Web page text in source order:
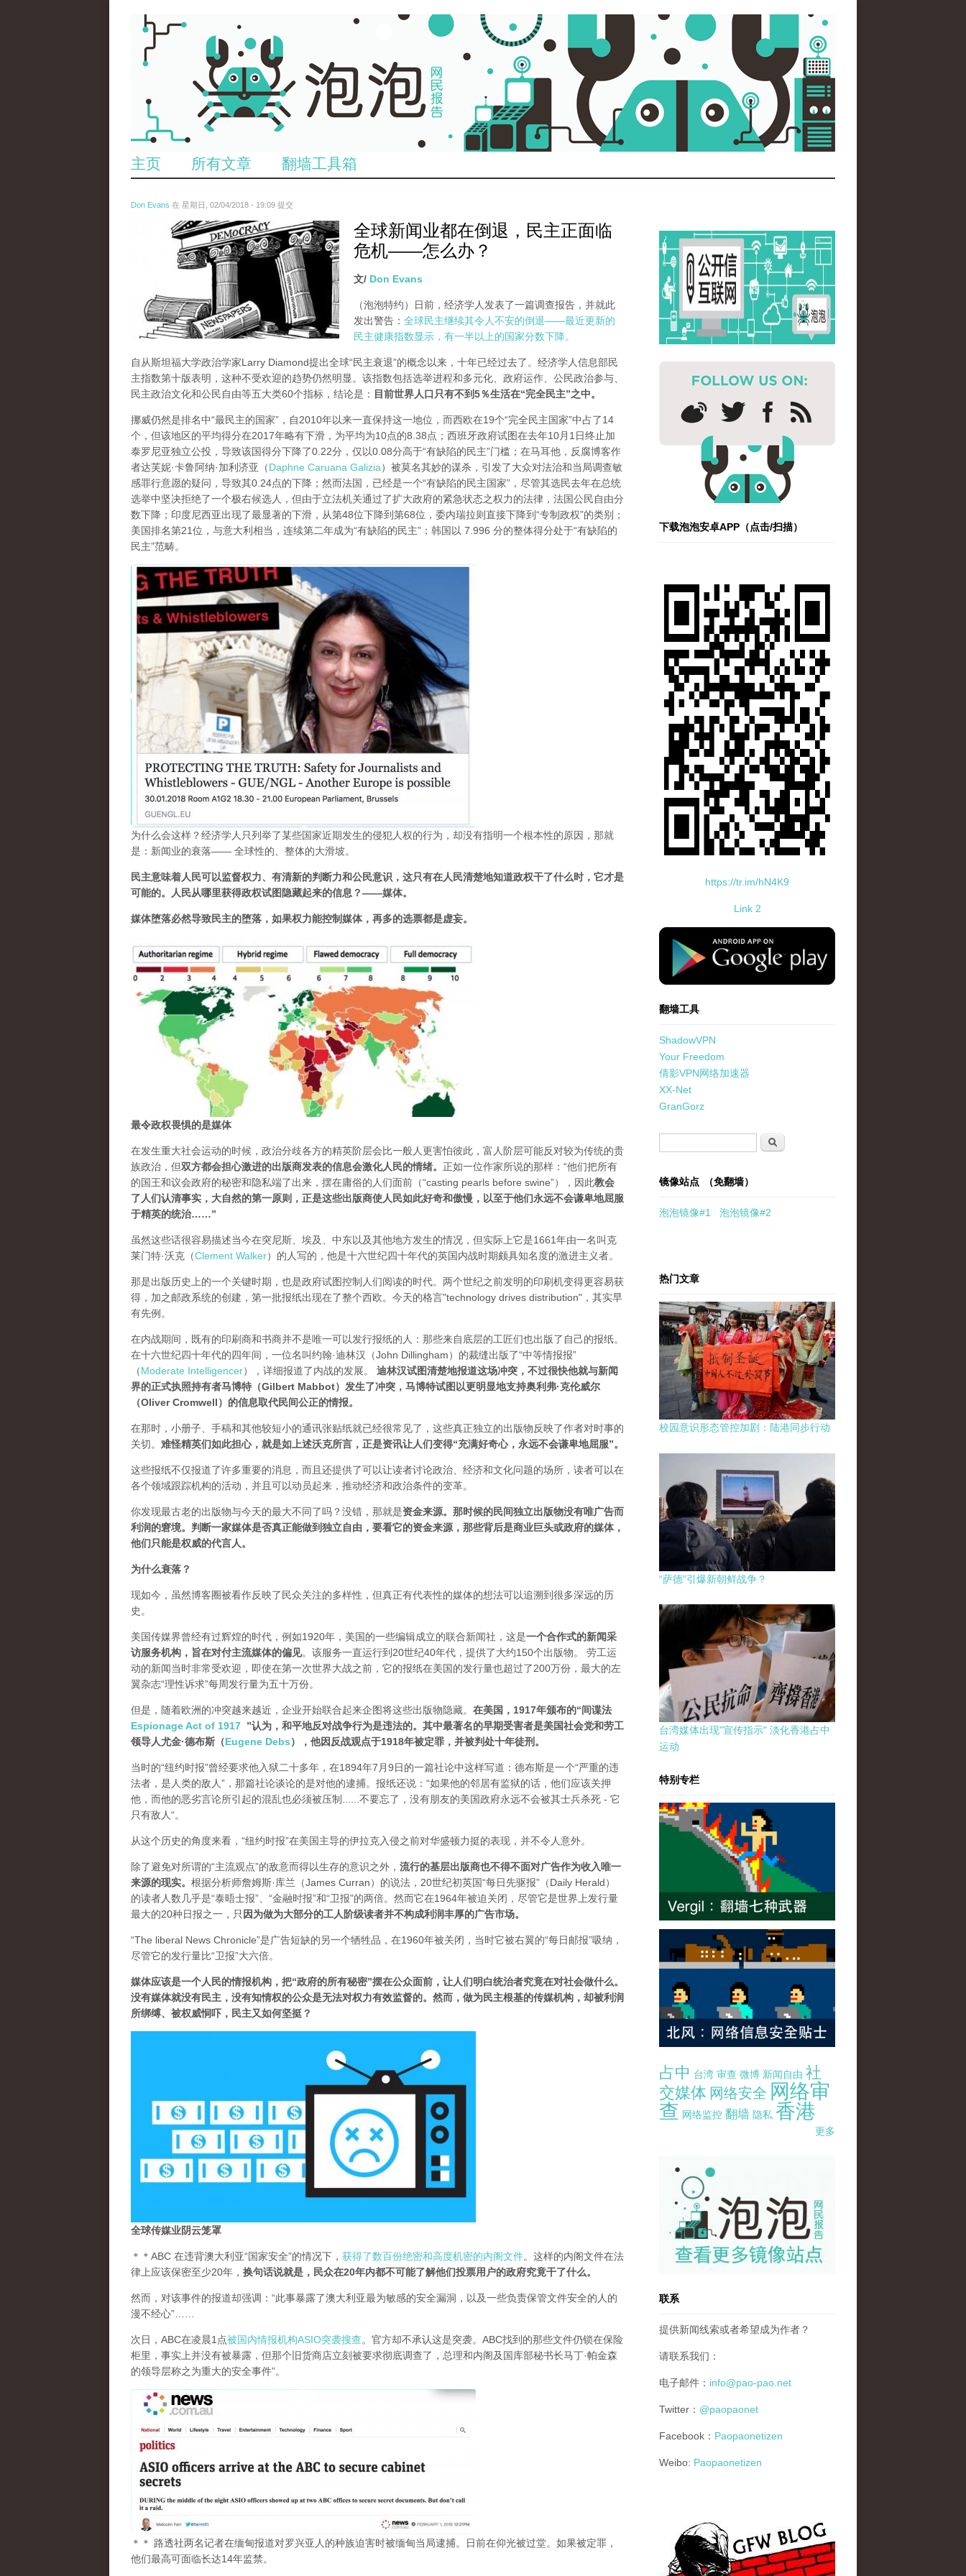
主页 所有文章 翻墙工具箱
Don Evans 在 星期日, 02/04/2018 - 19:09 提交
wechatimg1287.jpeg
全球新闻业都在倒退，民主正面临
危机——怎么办？
文/ Don Evans
（泡泡特约）
日前，经济学人发表了一篇调查报告，并就此
发出警告： 全球民主继续其令人不安的倒退——最近更新的
民主健康指数显示，有一半以上的国家分数下降。
自从斯坦福大学政治学家Larry Diamond提出全球“民主衰退”的概念以来，十年已经过去了。经济学人信息部民
主指数第十版表明，这种不受欢迎的趋势仍然明显。该指数包括选举进程和多元化、政府运作、公民政治参与、
民主政治文化和公民自由等五大类60个指标，结论是： 目前世界人口只有不到5％生活在“完全民主”之中。
挪威仍然是排名中“最民主的国家”，自2010年以来一直保持这一地位，而西欧在19个“完全民主国家”中占了14
个，但该地区的平均得分在2017年略有下滑，为平均为10点的8.38点；西班牙政府试图在去年10月1日终止加
泰罗尼亚独立公投，导致该国得分下降了0.22分，仅以0.08分高于“有缺陷的民主”门槛；在马耳他，反腐博客作
者达芙妮·卡鲁阿纳·加利济亚（Daphne Caruana Galizia）被莫名其妙的谋杀，引发了大众对法治和当局调查敏
感罪行意愿的疑问，导致其0.24点的下降；然而法国，已经是一个“有缺陷的民主国家”，尽管其选民去年在总统
选举中坚决拒绝了一个极右候选人，但由于立法机关通过了扩大政府的紧急状态之权力的法律，法国公民自由分
数下降；印度尼西亚出现了最显著的下滑，从第48位下降到第68位，委内瑞拉则直接下降到“专制政权”的类别；
美国排名第21位，与意大利相当，连续第二年成为“有缺陷的民主”；韩国以 7.996 分的整体得分处于“有缺陷的
民主”范畴。
为什么会这样？经济学人只列举了某些国家近期发生的侵犯人权的行为，却没有指明一个根本性的原因，那就
是：新闻业的衰落—— 全球性的、整体的大滑坡。
民主意味着人民可以监督权力、有清新的判断力和公民意识，这只有在人民清楚地知道政权干了什么时，它才是
可能的。人民从哪里获得政权试图隐藏起来的信息？——媒体。
媒体堕落必然导致民主的堕落，如果权力能控制媒体，再多的选票都是虚妄。
最令政权畏惧的是媒体
在发生重大社会运动的时候，政治分歧各方的精英阶层会比一般人更害怕彼此，富人阶层可能反对较为传统的贵
族政治，但双方都会担心激进的出版商发表的信息会激化人民的情绪。 正如一位作家所说的那样：“他们把所有
的国王和议会政府的秘密和隐私端了出来，摆在庸俗的人们面前（“casting pearls before swine”），因此教会
了人们认清事实，大自然的第一原则，正是这些出版商使人民如此好奇和傲慢，以至于他们永远不会谦卑地屈服
于精英的统治……”
虽然这些话很容易描述当今在突尼斯、埃及、中东以及其他地方发生的情况，但实际上它是1661年由一名叫克
莱门特·沃克（Clement Walker）的人写的，他是十六世纪四十年代的英国内战时期颇具知名度的激进主义者。
那是出版历史上的一个关键时期，也是政府试图控制人们阅读的时代。两个世纪之前发明的印刷机变得更容易获
得，加之邮政系统的创建，第一批报纸出现在了整个西欧。今天的格言"technology drives dis­tribution"，其实早
有先例。
在内战期间，既有的印刷商和书商并不是唯一可以发行报纸的人：那些来自底层的工匠们也出版了自己的报纸。
在十六世纪四十年代的四年间，一位名叫约翰·迪林汉（John Dillingham）的裁缝出版了“中等情报报”
（Moderate Intelligencer），详细报道了内战的发展。 迪林汉试图清楚地报道这场冲突，不过很快他就与新闻
界的正式执照持有者马博特（Gilbert Mabbot）发生了冲突，马博特试图以更明显地支持奥利弗·克伦威尔
（Oliver Cromwell）的信息取代民间公正的情报。
在那时，小册子、手稿和其他较短小的通讯张贴纸就已经很常见了，这些真正独立的出版物反映了作者对时事的
关切。 难怪精英们如此担心，就是如上述沃克所言，正是资讯让人们变得“充满好奇心，永远不会谦卑地屈服”。
这些报纸不仅报道了许多重要的消息，而且还提供了可以让读者讨论政治、经济和文化问题的场所，读者可以在
各个领域跟踪机构的活动，并且可以动员起来，推动经济和政治条件的变革。
你发现最古老的出版物与今天的最大不同了吗？没错，那就是资金来源。 那时候的民间独立出版物没有唯广告而
利润的窘境。判断一家媒体是否真正能做到独立自由，要看它的资金来源，那些背后是商业巨头或政府的媒体，
他们只能是权威的代言人。
为什么衰落？
现如今，虽然博客圈被看作反映了民众关注的多样性，但真正有代表性的媒体的想法可以追溯到很多深远的历
史。
美国传媒界曾经有过辉煌的时代，例如1920年，美国的一些编辑成立的联合新闻社，这是一个合作式的新闻采
访服务机构，旨在对付主流媒体的偏见。该服务一直运行到20世纪40年代，提供了大约150个出版物。 劳工运
动的新闻当时非常受欢迎，即使在第一次世界大战之前，它的报纸在美国的发行量也超过了200万份，最大的左
翼杂志“理性诉求”每周发行量为五十万份。
但是，随着欧洲的冲突越来越近，企业开始联合起来企图将这些出版物隐藏。 在美国，1917年颁布的“间谍法
Espionage Act of 1917 ”认为，和平地反对战争行为是违法的。其中最著名的早期受害者是美国社会党和劳工
领导人尤金·德布斯（Eugene Debs），他因反战观点于1918年被定罪，并被判处十年徒刑。
当时的“纽约时报”曾经要求他入狱二十多年，在1894年7月9日的一篇社论中这样写道：德布斯是一个“严重的违
法者，是人类的敌人”，那篇社论谈论的是对他的逮捕。报纸还说：“如果他的邻居有监狱的话，他们应该关押
他，而他的恶劣言论所引起的混乱也必须被压制......不要忘了，没有朋友的美国政府永远不会被其士兵杀死 - 它
只有敌人“。
从这个历史的角度来看，“纽约时报”在美国主导的伊拉克入侵之前对华盛顿力挺的表现，并不令人意外。
除了避免对所谓的“主流观点”的敌意而得以生存的意识之外， 流行的基层出版商也不得不面对广告作为收入唯一
来源的现实。 根据分析师詹姆斯·库兰（James Curran）的说法，20世纪初英国“每日先驱报”（Daily Herald）
的读者人数几乎是“泰晤士报”、“金融时报”和“卫报”的两倍。然而它在1964年被迫关闭，尽管它是世界上发行量
最大的20种日报之一， 只 因为做为大部分的工人阶级读者并不构成利润丰厚的广告市场。
“The liberal News Chronicle”是广告短缺的另一个牺牲品，在1960年被关闭，当时它被右翼的“每日邮报”吸纳，
尽管它的发行量比“卫报”大六倍。
媒体应该是一个人民的情报机构，把“政府的所有秘密”摆在公众面前，让人们明白统治者究竟在对社会做什么。
没有媒体就没有民主，没有知情权的公众是无法对权力有效监督的。然而，做为民主根基的传媒机构，却被利润
所绑缚、被权威恫吓，民主又如何坚挺？
全球传媒业阴云笼罩
＊＊ABC 在违背澳大利亚“国家安全”的情况下， 获得了数百份绝密和高度机密的内阁文件。这样的内阁文件在法
律上应该保密至少20年， 换句话说就是，民众在20年内都不可能了解他们投票用户的政府究竟干了什么。
然而，对该事件的报道却强调：“此事暴露了澳大利亚最为敏感的安全漏洞，以及一些负责保管文件安全的人的
漫不经心”……
次日，ABC在凌晨1点被国内情报机构ASIO突袭搜查。官方却不承认这是突袭。ABC找到的那些文件仍锁在保险
柜里，事实上并没有被暴露，但那个旧货商店立刻被要求彻底调查了，总理和内阁及国库部秘书长马丁·帕金森
的领导层称之为重大的安全事件”。
＊＊ 路透社两名记者在缅甸报道对罗兴亚人的种族迫害时被缅甸当局逮捕。日前在仰光被过堂。如果被定罪，
他们最高可面临长达14年监禁。
下载泡泡安卓APP（点击/扫描）
https://tr.im/hN4K9
Link 2
standard-icon-googleplay-app-store.png
翻墙工具
ShadowVPN
Your Freedom
倩影VPN网络加速器
XX-Net
GranGorz
搜索
镜像站点 （免翻墙）
泡泡镜像#1 泡泡镜像#2
热门文章
校园意识形态管控加剧：陆港同步行动
“萨德”引爆新朝鲜战争？
台湾媒体出现"宣传指示" 淡化香港占中
运动
特别专栏
占中 台湾 审查 微博 新闻自由 社
交媒体 网络安全 网络审
查 网络监控 翻墙 隐私 香港
更多
pao-pao-banner-mirror-site-120814.jpg
联系
提供新闻线索或者希望成为作者？
请联系我们：
电子邮件： info@pao-pao.net
Twitter： @paopaonet
Facebook： Paopaonetizen
Weibo: Paopaonetizen
gfw_blog_small.jpg